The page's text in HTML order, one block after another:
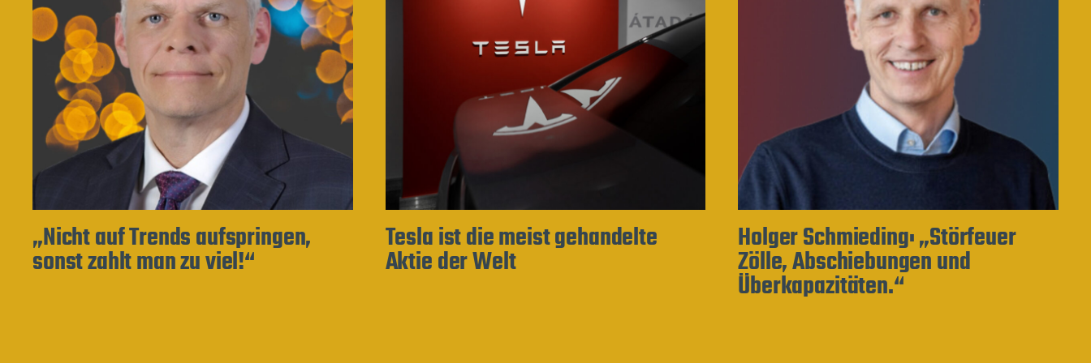
„Nicht auf Trends aufspringen,
sonst zahlt man zu viel!“
Tesla ist die meist gehandelte
Aktie der Welt
Holger Schmieding: „Störfeuer
Zölle, Abschiebungen und
Überkapazitäten.“